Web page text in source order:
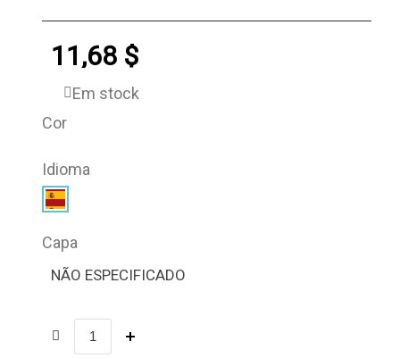
11,68 $
Em stock
Cor
Idioma
Capa
NÃO ESPECIFICADO